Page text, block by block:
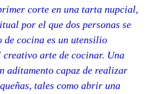
corte en una tarta nupcial,
por el que dos personas se
de cocina es un utensilio
creativo arte de cocinar. Una
aditamento capaz de realizar
tales como abrir una